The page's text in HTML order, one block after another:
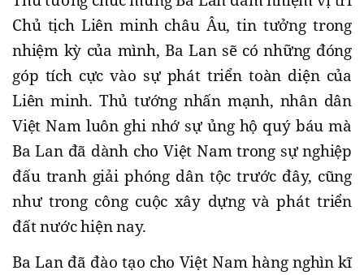
Chủ tịch Liên minh châu Âu, tin tưởng trong
nhiệm kỳ của mình, Ba Lan sẽ có những đóng
góp tích cực vào sự phát triển toàn diện của
Liên minh. Thủ tướng nhấn mạnh, nhân dân
Việt Nam luôn ghi nhớ sự ủng hộ quý báu mà
Ba Lan đã dành cho Việt Nam trong sự nghiệp
đấu tranh giải phóng dân tộc trước đây, cũng
như trong công cuộc xây dựng và phát triển
đất nước hiện nay.
Ba Lan đã đào tạo cho Việt Nam hàng nghìn kĩ